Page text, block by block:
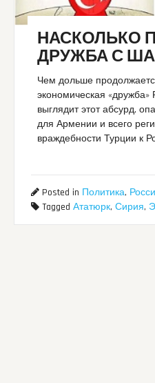
НАСКОЛЬКО
ДРУЖБА С
Чем дольше
экономическая «дружба»
выглядит этот абсурд,
для Армении и всего
враждебности Турции к
Posted in Политика,
Tagged Ататюрк, Сирия,